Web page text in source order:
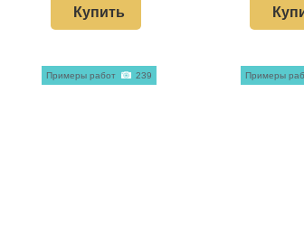
Купить
Примеры работ 239 Примеры